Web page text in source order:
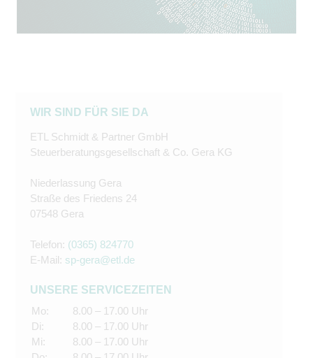
WIR SIND FÜR SIE DA
ETL Schmidt & Partner GmbH
Steuerberatungsgesellschaft & Co. Gera KG
Niederlassung Gera
Straße des Friedens 24
07548 Gera
Telefon: (0365) 824770
E-Mail: sp-gera@etl.de
UNSERE SERVICEZEITEN
Mo:
Di:
Mi:
8.00 – 17.00 Uhr
8.00 – 17.00 Uhr
8.00 – 17.00 Uhr